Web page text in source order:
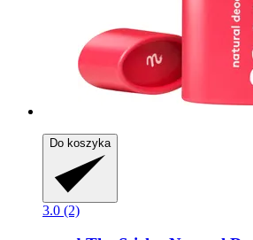
Do koszyka
3.0 (2)